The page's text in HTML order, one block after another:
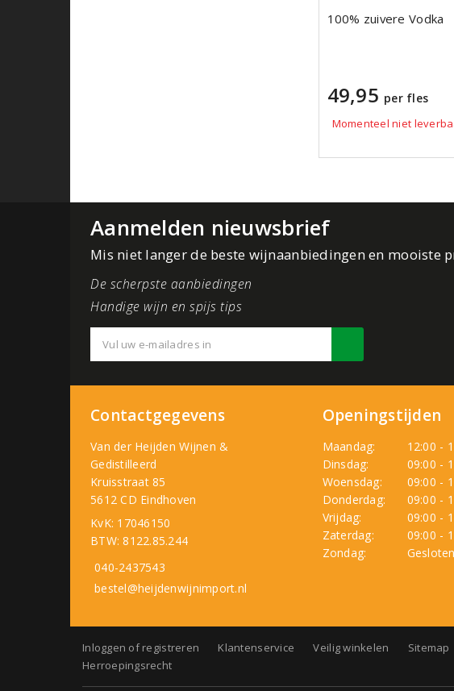
100% zuivere Vodka
49,95 per fles
Momenteel niet
Aanmelden nieuwsbrief
Mis niet langer de beste wijnaanbiedingen en mooiste
De scherpste aanbiedingen
Handige wijn en spijs tips
Contactgegevens
Van der Heijden Wijnen &
Gedistilleerd
Kruisstraat 85
5612 CD Eindhoven
KvK: 17046150
BTW: 8122.85.244
040-2437543
bestel@heijdenwijnimport.nl
Openingstijden
Maandag:
12:00 -
Dinsdag:
09:00 -
Woensdag:
09:00 -
Donderdag:
09:00 -
Vrijdag:
09:00 -
Zaterdag:
09:00 -
Zondag:
Gesloten
Inloggen of registreren Klantenservice Veilig winkelen Sitemap
Herroepingsrecht